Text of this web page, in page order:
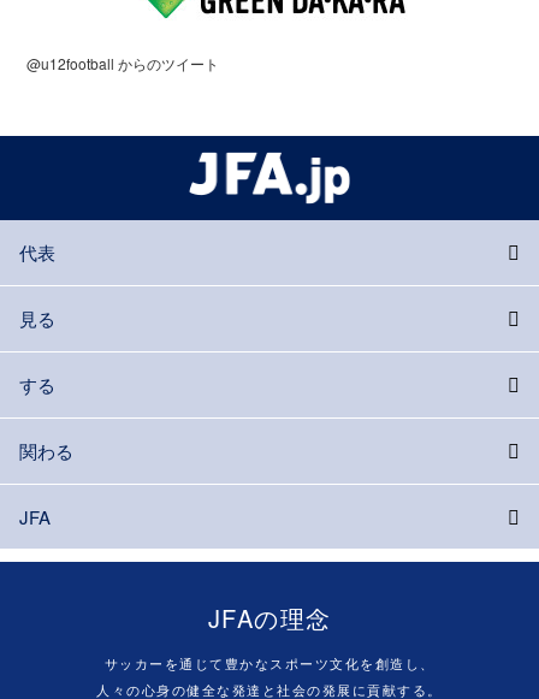
@u12football からのツイート
代表
見る
する
関わる
JFA
JFAの理念
サッカーを通じて豊かなスポーツ文化を創造し、
人々の心身の健全な発達と社会の発展に貢献する。